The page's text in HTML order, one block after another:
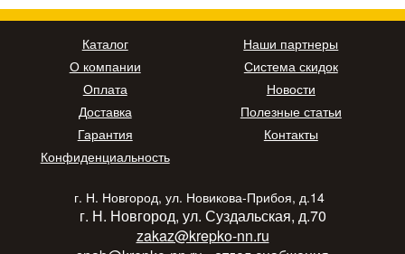
Каталог
О компании
Оплата
Доставка
Гарантия
Конфиденциальность
Наши партнеры
Система скидок
Новости
Полезные статьи
Контакты
г. Н. Новгород, ул. Новикова-Прибоя, д.14
г. Н. Новгород, ул. Суздальская, д.70
zakaz@krepko-nn.ru